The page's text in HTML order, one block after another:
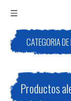
CATEGORIA
Productos